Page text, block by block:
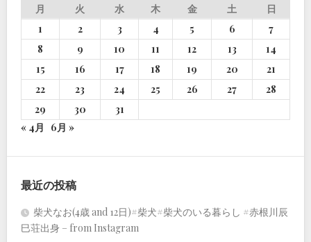
月
火 水 木 金 土
日
1
2 3 4 5 6
7
8
9 10 11 12 13
14
15
16 17 18 19 20
21
22
23 24 25 26 27
28
29
30
31
« 4月
6月 »
最近の投稿
柴犬なお(4歳 and 12日)#柴犬#柴犬のいる暮らし #赤根川辰
巳荘出身 – from Instagram